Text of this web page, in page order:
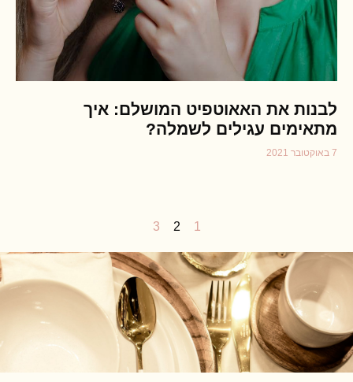
לבנות את האאוטפיט המושלם: איך
מתאימים עגילים לשמלה?
7 באוקטובר 2021
1
2
3